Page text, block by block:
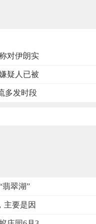
对伊朗实
疑人已被
多发时段
翡翠湖”
主要是因